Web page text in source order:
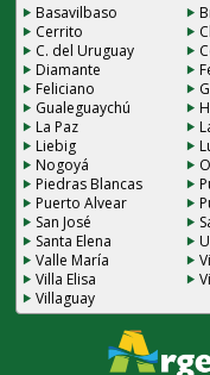
Basavilbaso
Cerrito
C. del Uruguay
Diamante
Feliciano
Gualeguaychú
La Paz
Liebig
Nogoyá
Piedras Blancas
Puerto Alvear
San José
Santa Elena
Valle María
Villa Elisa
Villaguay